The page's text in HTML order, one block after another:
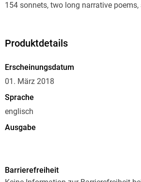
154 sonnets, two long narrative poems,
any other playwright."
Produktdetails
Erscheinungsdatum
01. März 2018
Sprache
englisch
Ausgabe
736
Barrierefreiheit